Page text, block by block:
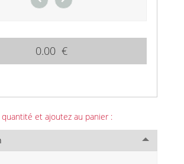
0.00 €
et ajoutez au panier :